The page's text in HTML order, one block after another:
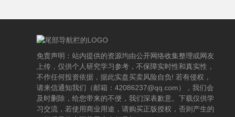
免责声明：站内提供的资源均由公开网络收集整理或网友
上传，仅供个人研究学习参考，不保障实时性和真实性，
不作任何投资依据，据此实盘买卖风险自负! 若有侵权，
请来信通知我们（邮箱：42086237@qq.com），我们会
及时删除，给您带来的不便，我们深表歉意。下载仅供学
习交流，若使用商业用途，请购买正版授权，否则产生的